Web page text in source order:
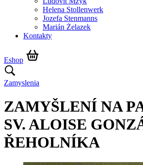
Helena Stollenwerk
Jozefa Stenmanns
Marián Żelazek
Kontakty
Eshop
Zamyslenia
ZAMYŠLENÍ NA
SV. ALOISE
ŘEHOLNÍKA